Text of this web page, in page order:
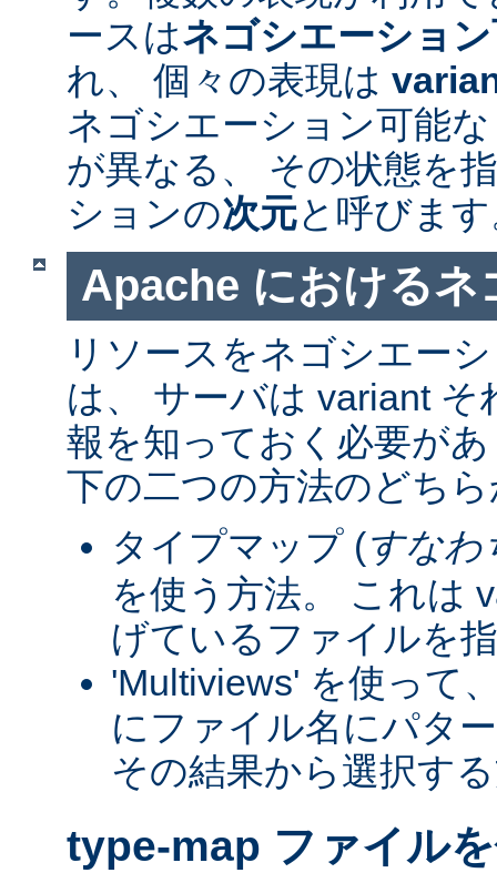
ースはネゴシエーショ
れ、 個々の表現は
ネゴシエーション可能
が異なる、 その状態を
ションの次元と呼びま
Apache におけるネ
リソースをネゴシエー
は、 サーバは variant
報を知っておく必要が
下の二つの方法のどち
タイプマップ (すなわ
を使う方法。 これは
げているファイルを
'Multiviews' を使って
にファイル名にパタ
その結果から選択す
type-map ファイル